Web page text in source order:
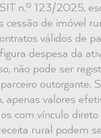
n.º 123/2025,
cessão de imóvel
válidos de
despesa da
não pode ser
outorgante.
apenas valores
com vínculo direto
rural podem